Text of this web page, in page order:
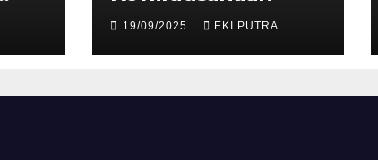
19/09/2025 EKI PUTRA